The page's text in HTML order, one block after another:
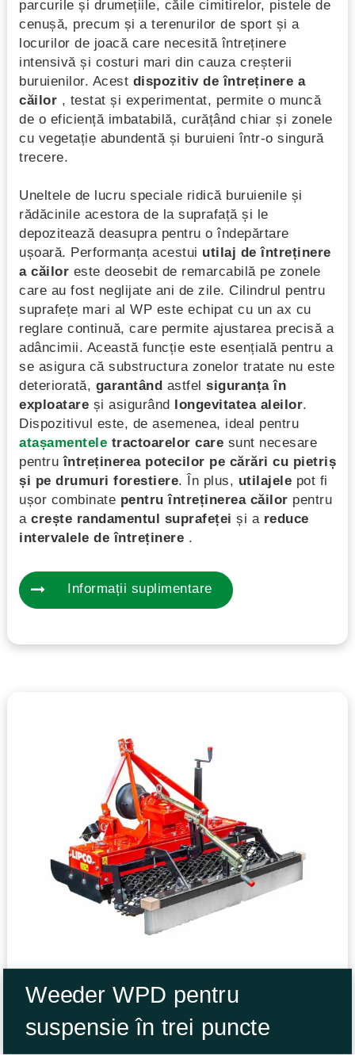
parcurile și drumețiile, căile cimitirelor, pistele de
cenușă, precum și a terenurilor de sport și a
locurilor de joacă care necesită întreținere
intensivă și costuri mari din cauza creșterii
buruienilor. Acest dispozitiv de întreținere a
căilor , testat și experimentat, permite o muncă
de o eficiență imbatabilă, curățând chiar și zonele
cu vegetație abundentă și buruieni într-o singură
trecere.
Uneltele de lucru speciale ridică buruienile și
rădăcinile acestora de la suprafață și le
depozitează deasupra pentru o îndepărtare
ușoară. Performanța acestui utilaj de întreținere
a căilor este deosebit de remarcabilă pe zonele
care au fost neglijate ani de zile. Cilindrul pentru
suprafețe mari al WP este echipat cu un ax cu
reglare continuă, care permite ajustarea precisă a
adâncimii. Această funcție este esențială pentru a
se asigura că substructura zonelor tratate nu este
deteriorată, garantând astfel siguranța în
exploatare și asigurând longevitatea aleilor.
Dispozitivul este, de asemenea, ideal pentru
atașamentele tractoarelor care sunt necesare
pentruîntreținerea potecilor pe cărări cu pietriș
și pe drumuri forestiere. În plus, utilajele pot fi
ușor combinate pentru întreținerea căilor pentru
a crește randamentul suprafeței și a reduce
intervalele de întreținere .
Informații suplimentare
Weeder WPD pentru
suspensie în trei puncte